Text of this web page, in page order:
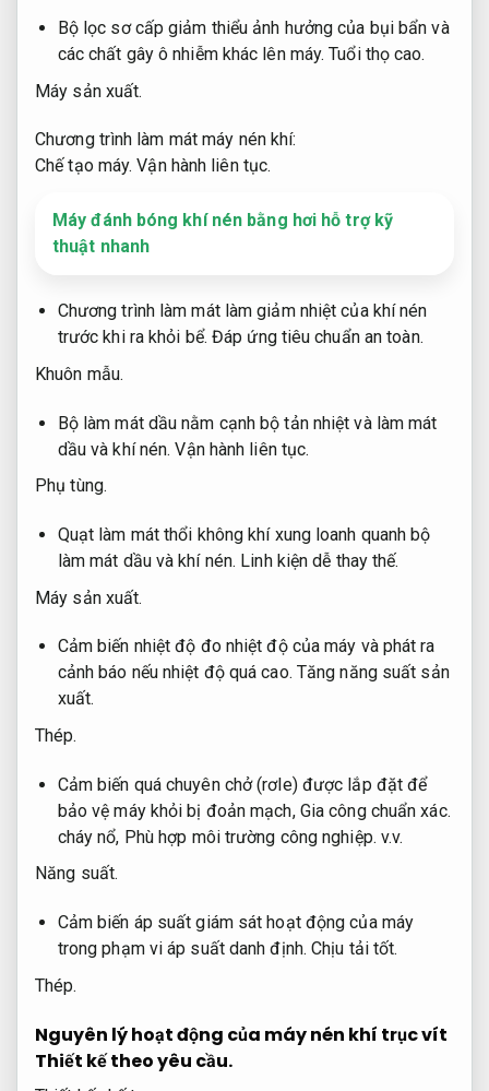
Bộ lọc sơ cấp giảm thiểu ảnh hưởng của bụi bẩn và
các chất gây ô nhiễm khác lên máy.Tuổi thọ cao.
Máy sản xuất.
Chương trình làm mát máy nén khí:
Chế tạo máy. Vận hành liên tục.
Máy đánh bóng khí nén bằng hơi hỗ trợ kỹ
thuật nhanh
Chương trình làm mát làm giảm nhiệt của khí nén
trước khi ra khỏi bể. Đáp ứng tiêu chuẩn an toàn.
Khuôn mẫu.
Bộ làm mát dầu nằm cạnh bộ tản nhiệt và làm mát
dầu và khí nén.Vận hành liên tục.
Phụ tùng.
Quạt làm mát thổi không khí xung loanh quanh bộ
làm mát dầu và khí nén. Linh kiện dễ thay thế.
Máy sản xuất.
Cảm biến nhiệt độ đo nhiệt độ của máy và phát ra
cảnh báo nếu nhiệt độ quá cao. Tăng năng suất sản
xuất.
Thép.
Cảm biến quá chuyên chở (rơle) được lắp đặt để
bảo vệ máy khỏi bị đoản mạch, Gia công chuẩn xác.
cháy nổ, Phù hợp môi trường công nghiệp. v.v.
Năng suất.
Cảm biến áp suất giám sát hoạt động của máy
trong phạm vi áp suất danh định.Chịu tải tốt.
Thép.
Nguyên lý hoạt động của máy nén khí trục vít
Thiết kế theo yêu cầu.